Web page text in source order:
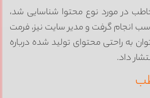
در مورد نوع محتوا شناسایی شد،
انجام گرفت و مدیر سایت نیز، فرمت
به راحتی محتوای تولید شده درباره
داد.